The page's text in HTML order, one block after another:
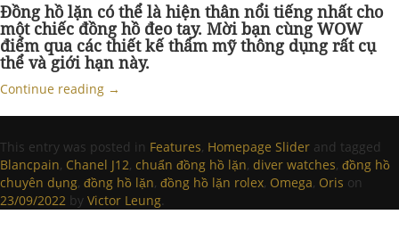
Đồng hồ lặn có thể là hiện thân nổi tiếng nhất cho
một chiếc đồng hồ đeo tay. Mời bạn cùng WOW
điểm qua các thiết kế thẩm mỹ thông dụng rất cụ
thể và giới hạn này.
Continue reading →
This entry was posted in Features, Homepage Slider and tagged
Blancpain, Chanel J12, chuẩn đồng hồ lặn, diver watches, đồng hồ
chuyên dụng, đồng hồ lặn, đồng hồ lặn rolex, Omega, Oris on
23/09/2022 by Victor Leung.